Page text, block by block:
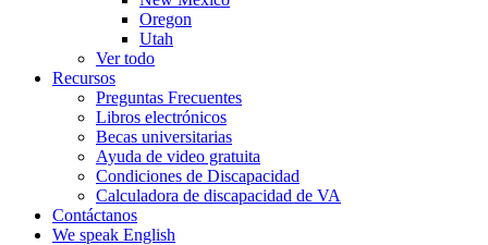
Oregon
Utah
Ver todo
Recursos
Preguntas Frecuentes
Libros electrónicos
Becas universitarias
Ayuda de video gratuita
Condiciones de Discapacidad
Calculadora de discapacidad de VA
Contáctanos
We speak English